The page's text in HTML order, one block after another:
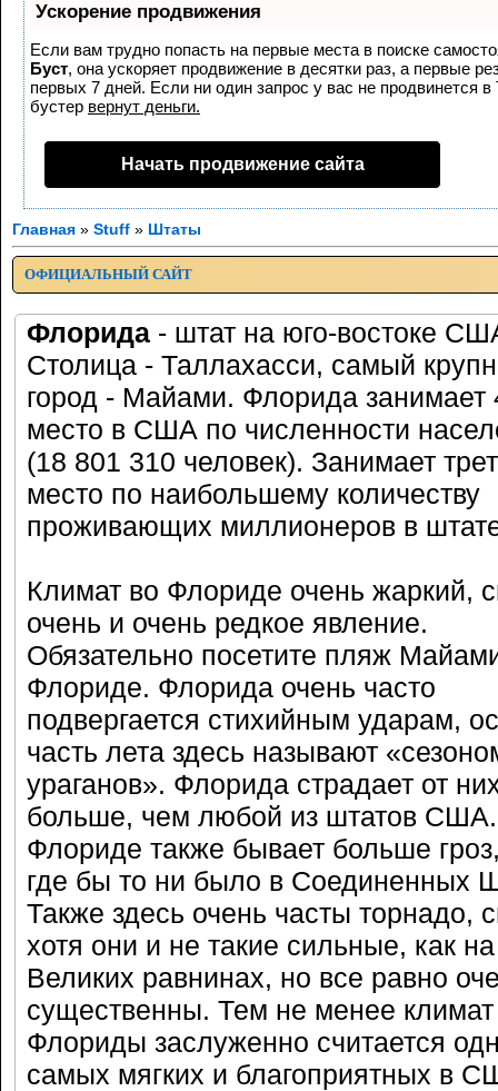
Ускорение продвижения
Если вам трудно попасть на первые места в поиске
Буст, она ускоряет продвижение в десятки раз, а первые
первых 7 дней. Если ни один запрос у вас не продвинется
бустер вернут деньги.
Начать продвижение сайта
Главная » Stuff » Штаты
ОФИЦИАЛЬНЫЙ САЙТ
Флорида - штат на юго-востоке
Столица - Таллахасси, самый
город - Майами. Флорида занимает
место в США по численности
(18 801 310 человек). Занимает
место по наибольшему количеству
проживающих миллионеров в
Климат во Флориде очень жаркий,
очень и очень редкое явление.
Обязательно посетите пляж
Флориде. Флорида очень часто
подвергается стихийным ударам,
часть лета здесь называют
ураганов». Флорида страдает от
больше, чем любой из штатов
Флориде также бывает больше
где бы то ни было в Соединенных
Также здесь очень часты торнадо,
хотя они и не такие сильные, как на
Великих равнинах, но все равно
существенны. Тем не менее климат
Флориды заслуженно считается
самых мягких и благоприятных в